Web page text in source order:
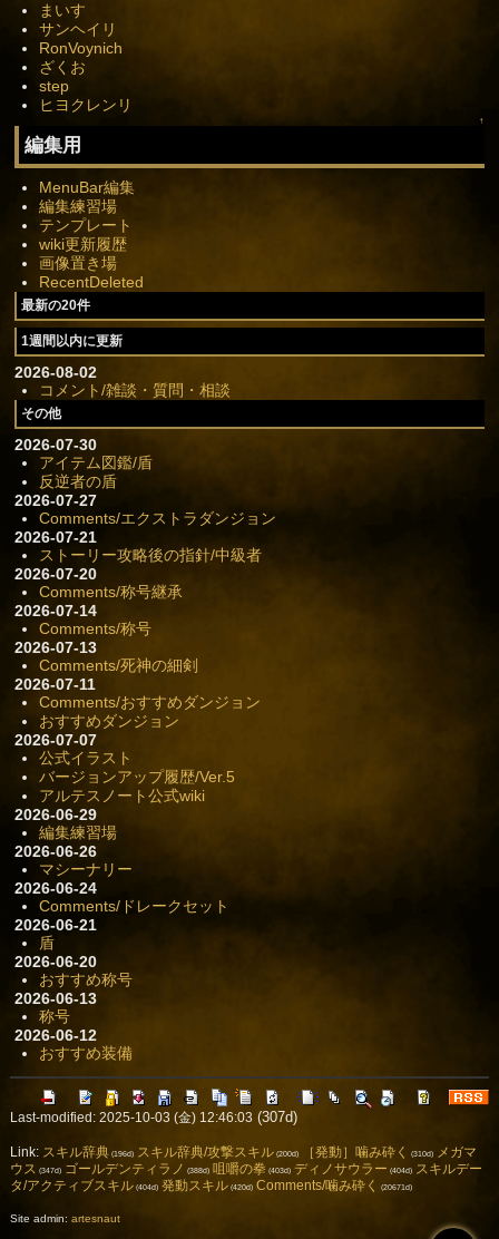
まいす
サンヘイリ
RonVoynich
ざくお
step
ヒヨクレンリ
↑
編集用
MenuBar編集
編集練習場
テンプレート
wiki更新履歴
画像置き場
RecentDeleted
最新の20件
1週間以内に更新
2026-08-02
コメント/雑談・質問・相談
その他
2026-07-30
アイテム図鑑/盾
反逆者の盾
2026-07-27
Comments/エクストラダンジョン
2026-07-21
ストーリー攻略後の指針/中級者
2026-07-20
Comments/称号継承
2026-07-14
Comments/称号
2026-07-13
Comments/死神の細剣
2026-07-11
Comments/おすすめダンジョン
おすすめダンジョン
2026-07-07
公式イラスト
バージョンアップ履歴/Ver.5
アルテスノート公式wiki
2026-06-29
編集練習場
2026-06-26
マシーナリー
2026-06-24
Comments/ドレークセット
2026-06-21
盾
2026-06-20
おすすめ称号
2026-06-13
称号
2026-06-12
おすすめ装備
Last-modified: 2025-10-03 (金) 12:46:03 (307d)
Link: スキル辞典(196d) スキル辞典/攻撃スキル(200d) ［発動］噛み砕く (310d)
メガマ
ウス (347d) ゴールデンティラノ (388d) 咀嚼の拳 (403d) ディノサウラー (404d)
スキルデー
タ/アクティブスキル(404d) 発動スキル(420d) Comments/噛み砕く (20671d)
Site admin: artesnaut